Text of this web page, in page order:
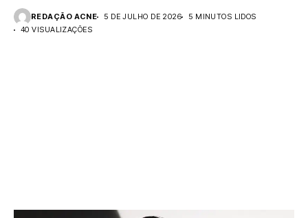
REDAÇÃO ACNE 5 DE JULHO DE 2026
5 MINUTOS LIDOS
40 VISUALIZAÇÕES